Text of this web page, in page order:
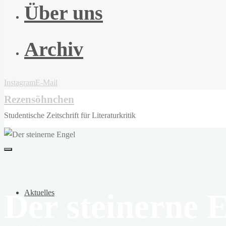
Über uns
Archiv
InstagramE-Mail
Rezensöhnchen
Studentische Zeitschrift für Literaturkritik
Aktuelles
Der steinerne